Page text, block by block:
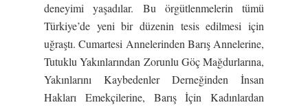
deneyimi yaşadılar. Bu örgütlenmelerin tümü
Türkiye’de yeni bir düzenin tesis edilmesi için
uğraştı. Cumartesi Annelerinden Barış Annelerine,
Tutuklu Yakınlarından Zorunlu Göç Mağdurlarına,
Yakınlarını Kaybedenler Derneğinden İnsan
Hakları Emekçilerine, Barış İçin Kadınlardan